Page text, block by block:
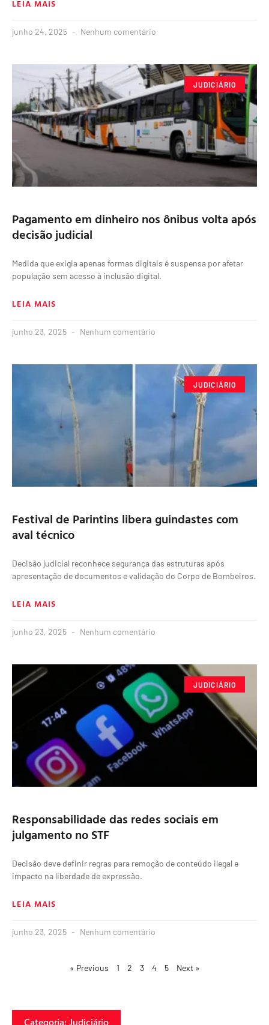
LEIA MAIS
junho 24, 2025 Nenhum comentário
JUDICIÁRIO
Pagamento em dinheiro nos ônibus volta após
decisão judicial
Medida que exigia apenas formas digitais é suspensa por afetar
população sem acesso à inclusão digital.
LEIA MAIS
junho 23, 2025 Nenhum comentário
JUDICIÁRIO
Festival de Parintins libera guindastes com
aval técnico
Decisão judicial reconhece segurança das estruturas após
apresentação de documentos e validação do Corpo de Bombeiros.
LEIA MAIS
junho 23, 2025 Nenhum comentário
JUDICIÁRIO
Responsabilidade das redes sociais em
julgamento no STF
Decisão deve definir regras para remoção de conteúdo ilegal e
impacto na liberdade de expressão.
LEIA MAIS
junho 23, 2025 Nenhum comentário
« Previous 1 2 3 4 5 Next »